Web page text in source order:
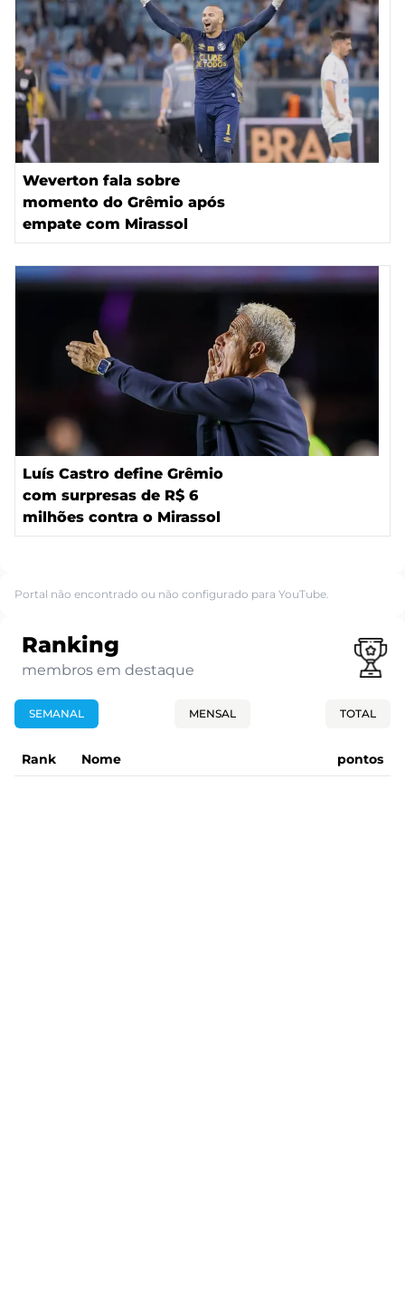
Weverton fala sobre
momento do Grêmio após
empate com Mirassol
Luís Castro define Grêmio
com surpresas de R$ 6
milhões contra o Mirassol
Portal não encontrado ou não configurado para YouTube.
Ranking
membros em destaque
SEMANAL MENSAL TOTAL
Rank Nome pontos